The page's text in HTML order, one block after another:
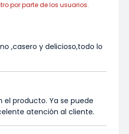
por parte de los usuarios.
,casero y delicioso,todo lo
el producto. Ya se puede
atención al cliente.